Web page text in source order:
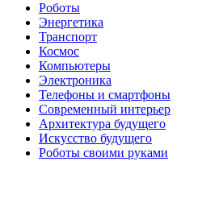
Роботы
Энергетика
Транспорт
Космос
Компьютеры
Электроника
Телефоны и смартфоны
Современный интерьер
Архитектура будущего
Искусство будущего
Роботы своими руками